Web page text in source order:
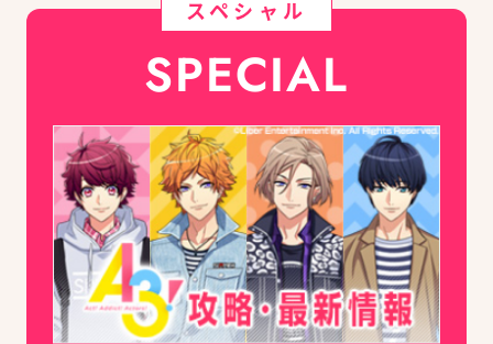
スペシャル
SPECIAL